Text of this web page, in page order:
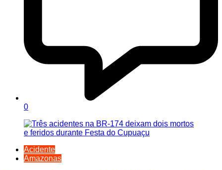
0
Acidente
Amazonas